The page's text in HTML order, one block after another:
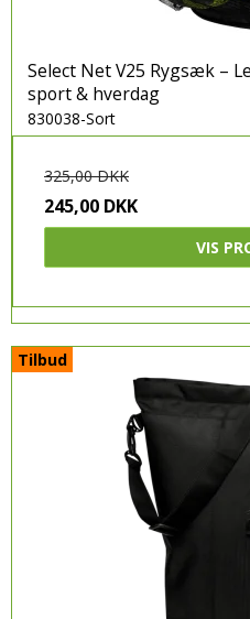
Select Net V25 Rygsæk –
sport & hverdag
830038-Sort
325,00 DKK
245,00 DKK
VIS
Tilbud